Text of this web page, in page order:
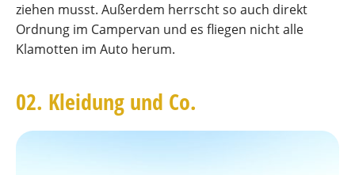
ziehen musst. Außerdem herrscht so auch direkt
Ordnung im Campervan und es fliegen nicht alle
Klamotten im Auto herum.
02. Kleidung und Co.